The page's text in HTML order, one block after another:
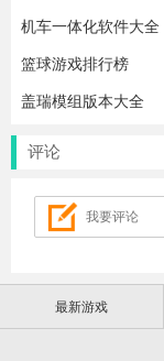
机车一体化软件大全
篮球游戏排行榜
盖瑞模组版本大全
评论
最新游戏